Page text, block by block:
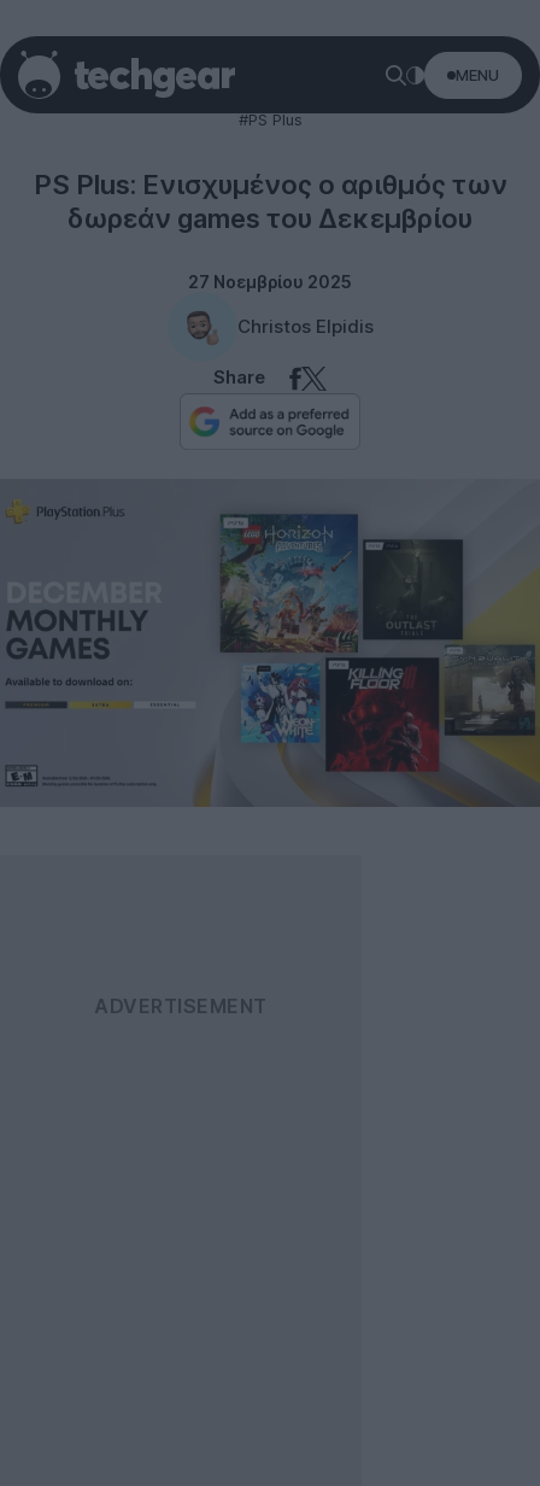
MENU
#PS Plus
PS Plus: Ενισχυμένος ο αριθμός των
δωρεάν games του Δεκεμβρίου
27 Νοεμβρίου 2025
Christos Elpidis
Share